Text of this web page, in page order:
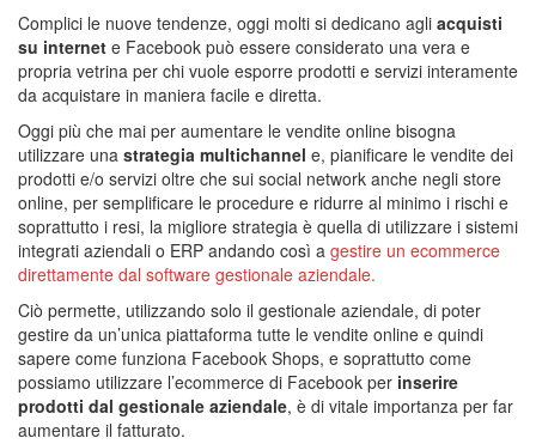
Complici le nuove tendenze, oggi molti si dedicano agli acquisti
su internet e Facebook può essere considerato una vera e
propria vetrina per chi vuole esporre prodotti e servizi interamente
da acquistare in maniera facile e diretta.
Oggi più che mai per aumentare le vendite online bisogna
utilizzare una strategia multichannel e, pianificare le vendite dei
prodotti e/o servizi oltre che sui social network anche negli store
online, per semplificare le procedure e ridurre al minimo i rischi e
soprattutto i resi, la migliore strategia è quella di utilizzare i sistemi
integrati aziendali o ERP andando così a gestire un ecommerce
direttamente dal software gestionale aziendale.
Ciò permette, utilizzando solo il gestionale aziendale, di poter
gestire da un’unica piattaforma tutte le vendite online e quindi
sapere come funziona Facebook Shops, e soprattutto come
possiamo utilizzare l’ecommerce di Facebook per inserire
prodotti dal gestionale aziendale, è di vitale importanza per far
aumentare il fatturato.